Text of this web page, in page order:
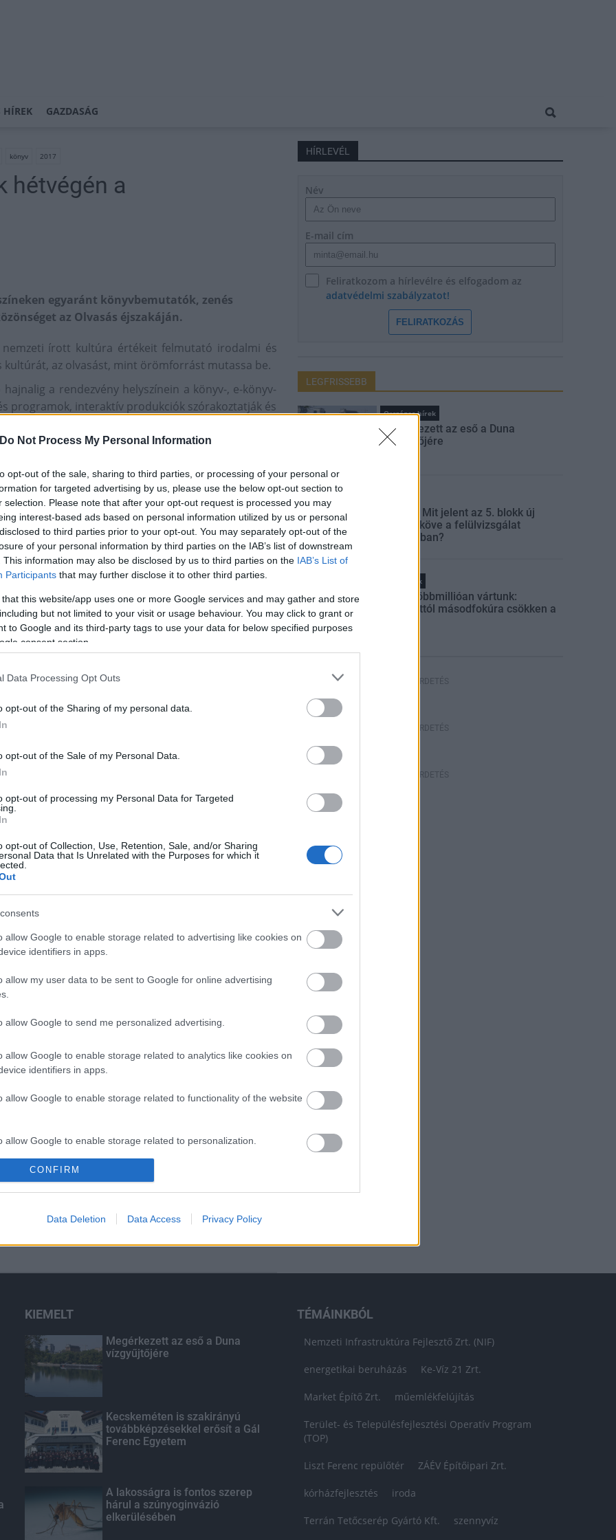
Do Not Process My Personal Information
opt-out of the sale, sharing to third parties, or processing of your personal or
for targeted advertising by us, please use the below opt-out section to
selection. Please note that after your opt-out request is processed you may
interest-based ads based on personal information utilized by us or personal
to third parties prior to your opt-out. You may separately opt-out of the
of your personal information by third parties on the IAB’s list of downstream
This information may also be disclosed by us to third parties on the IAB’s List of
Participants that may further disclose it to other third parties.
that this website/app uses one or more Google services and may gather and store
but not limited to your visit or usage behaviour. You may click to grant or
to Google and its third-party tags to use your data for below specified purposes
consent section.
Data Processing Opt Outs
opt-out of the Sharing of my personal data.
opt-out of the Sale of my Personal Data.
opt-out of processing my Personal Data for Targeted
opt-out of Collection, Use, Retention, Sale, and/or Sharing
Data that Is Unrelated with the Purposes for which it
allow Google to enable storage related to advertising like cookies on
identifiers in apps.
allow my user data to be sent to Google for online advertising
allow Google to send me personalized advertising.
allow Google to enable storage related to analytics like cookies on
identifiers in apps.
allow Google to enable storage related to functionality of the website
allow Google to enable storage related to personalization.
allow Google to enable storage related to security, including
CONFIRM
Data Deletion Data Access Privacy Policy
HÍREK GAZDASÁG
könyv 2017
hétvégén a
egyaránt könyvbemutatók, zenés
az Olvasás éjszakáján.
nemzeti írott kultúra értékeit felmutató irodalmi és
kultúrát, az olvasást, mint örömforrást mutassa be.
a rendezvény helyszínein a könyv-, e-könyv-
programok, interaktív produkciók szórakoztatják és
egy része meghosszabbított nyitva
- Csukás István, Kántor Kata, Bodor Attila
M1 bővítés: már zajlik a teljesen új
Új gyalogosátkelők és jelzőlámpás
csomópont épül Angyalföldön
református iskoláját
Látványos építési szakasz indult
be a Flórián téri felüljárón
lépett
Harmonia Albensis: négy nyári
koncerttel tölti meg
Székesfehérvár templomait
HÍRLEVÉL
Név
E-mail cím
Feliratkozom a hírlevélre és elfogadom az
adatvédelmi szabályzatot!
FELIRATKOZÁS
LEGFRISSEBB
Országos hírek
Megérkezett az eső a Duna
vízgyűjtőjére
Paks II.: Mit jelent az 5. blokk új
mérföldköve a felülvizsgálat
árnyékában?
Helyi hírek
Amire többmillióan vártunk:
szombattól másodfokúra csökken a
HIRDETÉS
HIRDETÉS
HIRDETÉS
KIEMELT
Megérkezett az eső a Duna
vízgyűjtőjére
Kecskeméten is szakirányú
továbbképzésekkel erősít a Gál
Ferenc Egyetem
A lakosságra is fontos szerep
hárul a szúnyoginvázió
elkerülésében
TÉMÁINKBÓL
Nemzeti Infrastruktúra Fejlesztő Zrt. (NIF)
energetikai beruházás Ke-Víz 21 Zrt.
Market Építő Zrt. műemlékfelújítás
Terület- és Településfejlesztési Operatív Program
(TOP)
Liszt Ferenc repülőtér ZÁÉV Építőipari Zrt.
kórházfejlesztés iroda
Terrán Tetőcserép Gyártó Kft. szennyvíz